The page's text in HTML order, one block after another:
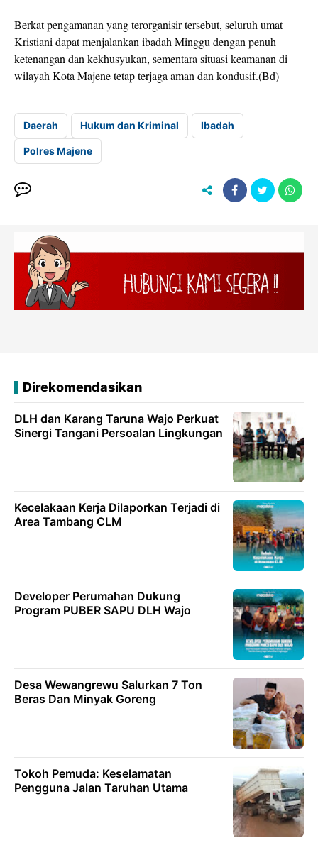
Berkat pengamanan yang terorganisir tersebut, seluruh umat
Kristiani dapat menjalankan ibadah Minggu dengan penuh
ketenangan dan kekhusyukan, sementara situasi keamanan di
wilayah Kota Majene tetap terjaga aman dan kondusif.(Bd)
Daerah Hukum dan Kriminal Ibadah
Polres Majene
Direkomendasikan
DLH dan Karang Taruna Wajo Perkuat
Sinergi Tangani Persoalan Lingkungan
Kecelakaan Kerja Dilaporkan Terjadi di
Area Tambang CLM
Developer Perumahan Dukung
Program PUBER SAPU DLH Wajo
Desa Wewangrewu Salurkan 7 Ton
Beras Dan Minyak Goreng
Tokoh Pemuda: Keselamatan
Pengguna Jalan Taruhan Utama